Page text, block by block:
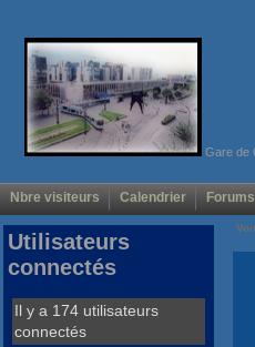
Gare de
Nbre visiteurs Calendrier Forums
Utilisateurs
connectés
Il y a 174 utilisateurs
connectés